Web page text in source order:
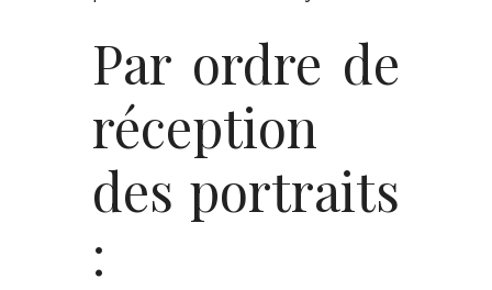
Par ordre de
réception
des portraits
: